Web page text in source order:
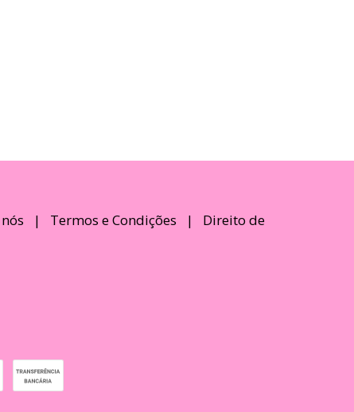
| Termos e Condições | Direito de